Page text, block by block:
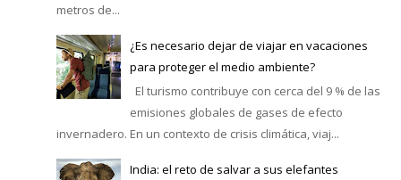
metros de...
¿Es necesario dejar de viajar en vacaciones
para proteger el medio ambiente?
El turismo contribuye con cerca del 9 % de las
emisiones globales de gases de efecto
invernadero. En un contexto de crisis climática, viaj...
India: el reto de salvar a sus elefantes